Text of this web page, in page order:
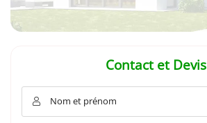
Contact et Devis
 Nom et prénom